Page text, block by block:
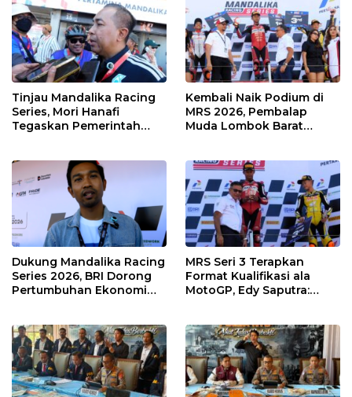
Kawasan
Tinjau Mandalika Racing
Series, Mori Hanafi
Tegaskan Pemerintah
Kembali Naik Podium di
MRS 2026, Pembalap
Muda Lombok Barat
Dukung Mandalika Racing
Series 2026, BRI Dorong
Pertumbuhan Ekonomi
MRS Seri 3 Terapkan
Format Kualifikasi ala
MotoGP, Edy Saputra: